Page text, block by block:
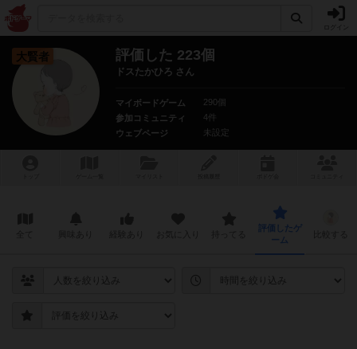
大賢者 評価した 223個
ドスたかひろ さん
マイボードゲーム
290個
参加コミュニティ
4件
ウェブページ
未設定
評価したゲ
ーム